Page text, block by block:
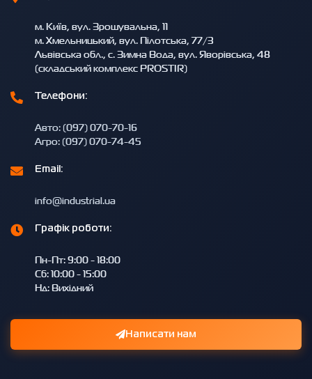
м. Київ, вул. Зрошувальна, 11
м. Хмельницький, вул. Пілотська, 77/3
Львівська обл., с. Зимна Вода, вул. Яворівська, 48
(складський комплекс PROSTIR)
Телефони:
Авто: (097) 070-70-16
Агро: (097) 070-74-45
Email:
info@industrial.ua
Графік роботи:
Пн-Пт: 9:00 - 18:00
Сб: 10:00 - 15:00
Нд: Вихідний
Написати нам